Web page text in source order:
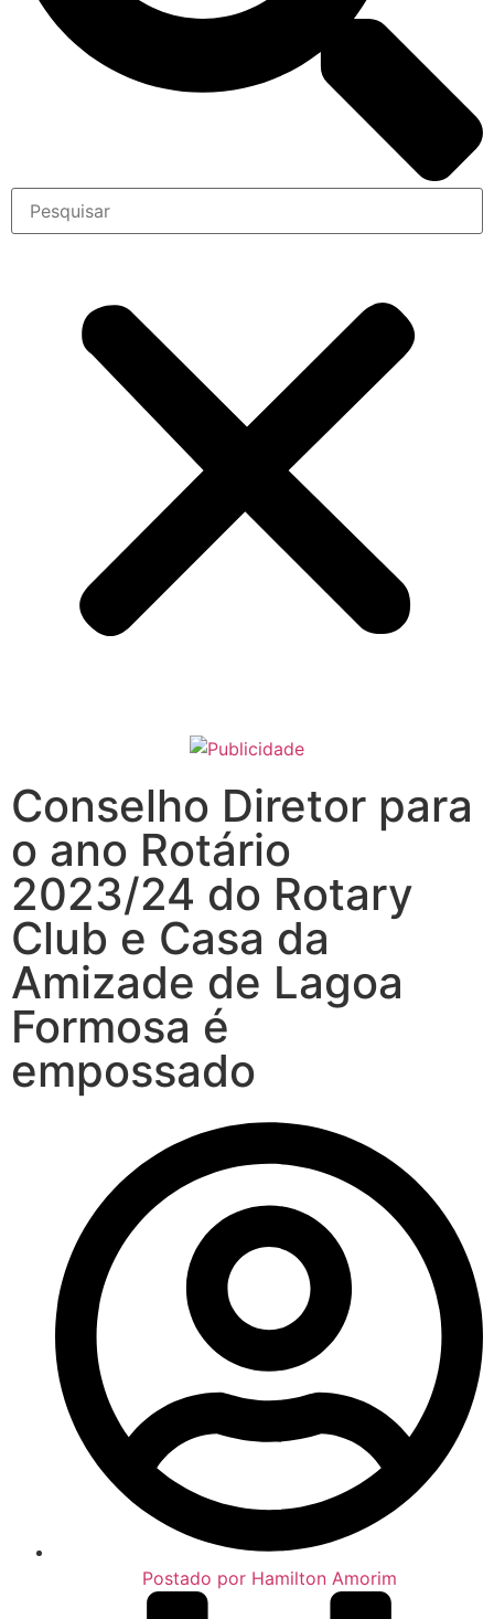
Conselho Diretor para
o ano Rotário
2023/24 do Rotary
Club e Casa da
Amizade de Lagoa
Formosa é
empossado
Postado por Hamilton Amorim